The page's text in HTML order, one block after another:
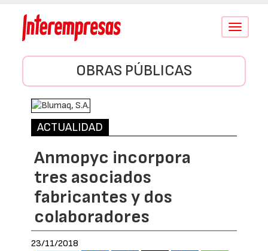
Conmutar
OBRAS PÚBLICAS
ACTUALIDAD
Anmopyc incorpora
tres asociados
fabricantes y dos
colaboradores
23/11/2018